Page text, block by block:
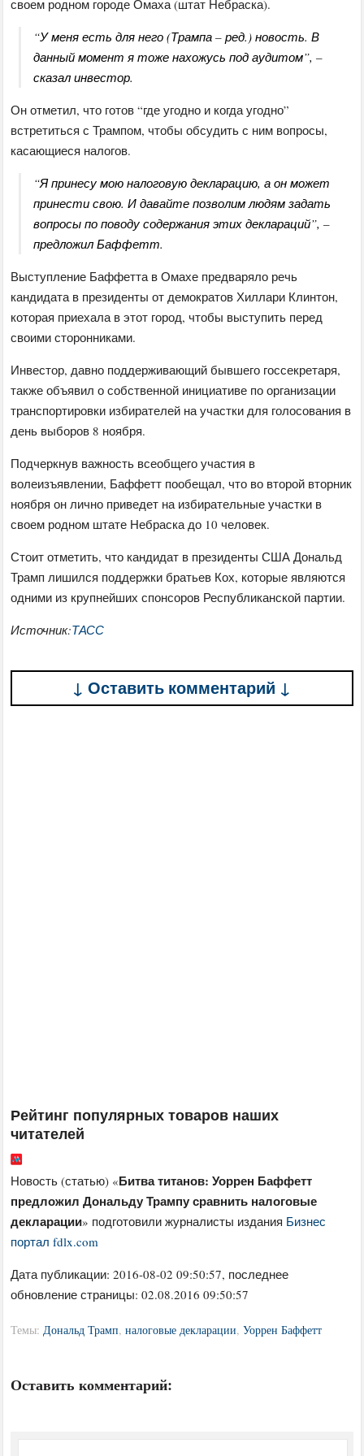
своем родном городе Омаха (штат Небраска).
“У меня есть для него (Трампа – ред.) новость. В
данный момент я тоже нахожусь под аудитом”, –
сказал инвестор.
Он отметил, что готов “где угодно и когда угодно”
встретиться с Трампом, чтобы обсудить с ним вопросы,
касающиеся налогов.
“Я принесу мою налоговую декларацию, а он может
принести свою. И давайте позволим людям задать
вопросы по поводу содержания этих деклараций”, –
предложил Баффетт.
Выступление Баффетта в Омахе предваряло речь
кандидата в президенты от демократов Хиллари Клинтон,
которая приехала в этот город, чтобы выступить перед
своими сторонниками.
Инвестор, давно поддерживающий бывшего госсекретаря,
также объявил о собственной инициативе по организации
транспортировки избирателей на участки для голосования в
день выборов 8 ноября.
Подчеркнув важность всеобщего участия в
волеизъявлении, Баффетт пообещал, что во второй вторник
ноября он лично приведет на избирательные участки в
своем родном штате Небраска до 10 человек.
Стоит отметить, что кандидат в президенты США Дональд
Трамп лишился поддержки братьев Кох, которые являются
одними из крупнейших спонсоров Республиканской партии.
Источник:ТАСС
↓ Оставить комментарий ↓
Рейтинг популярных товаров наших
читателей
Новость (статью) «Битва титанов: Уоррен Баффетт
предложил Дональду Трампу сравнить налоговые
декларации» подготовили журналисты издания Бизнес
портал fdlx.com
Дата публикации:2016-08-02 09:50:57, последнее
обновление страницы: 02.08.2016 09:50:57
Темы:Дональд Трамп,налоговые декларации,Уоррен Баффетт
Оставить комментарий: